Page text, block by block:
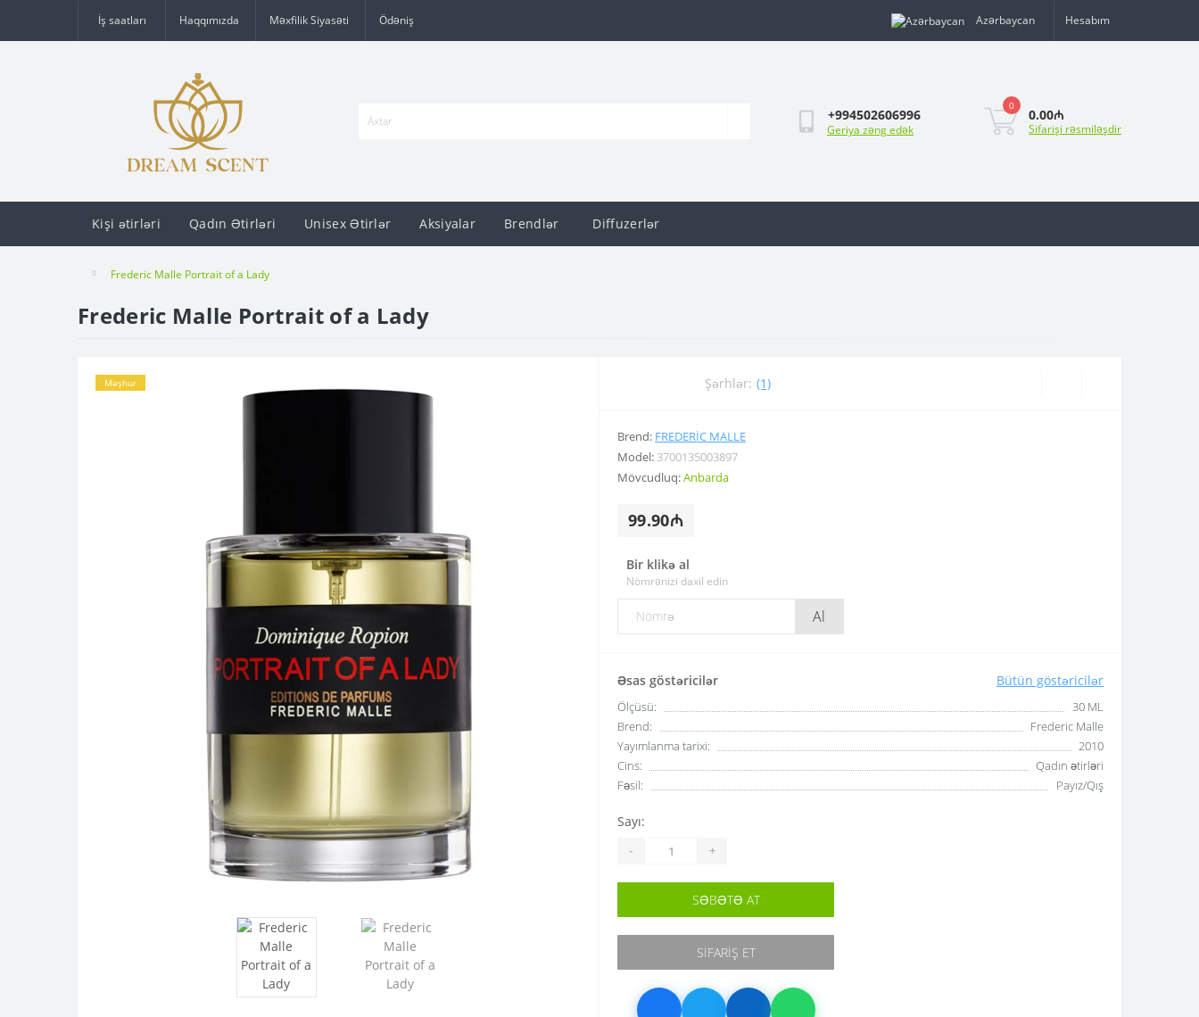
İş saatları Haqqımızda Məxfilik Siyasəti Ödəniş Azərbaycan Hesabım
+994502606996
Geriya zəng edək
0
0.00₼
Sifarişi rəsmiləşdir
Kişi ətirləri Qadın Ətirləri Unisex Ətirlər Aksiyalar Brendlər Diffuzerlər
Frederic Malle Portrait of a Lady
Frederic Malle Portrait of a Lady
Məşhur Şərhlər: (1)
Brend: FREDERIC MALLE
Model: 3700135003897
Mövcudluq:Anbarda
99.90₼
Bir klikə al
Nömrənizi daxil edin
Al
Əsas göstəricilər Bütün göstəricilər
Ölçüsü:
30 ML
Brend:
Frederic Malle
Yayımlanma tarixi:
2010
Cins:
Qadın ətirləri
Fəsil:
Payız/Qış
Sayı:
- +
SƏBƏTƏ AT
SIFARIŞ ET